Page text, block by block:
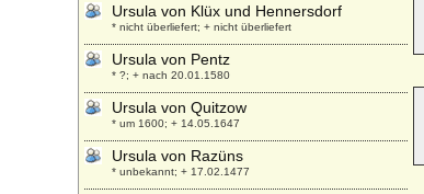
Ursula von Klüx und Hennersdorf
* nicht überliefert; + nicht überliefert
Ursula von Pentz
* ?; + nach 20.01.1580
Ursula von Quitzow
* um 1600; + 14.05.1647
Ursula von Razüns
* unbekannt; + 17.02.1477